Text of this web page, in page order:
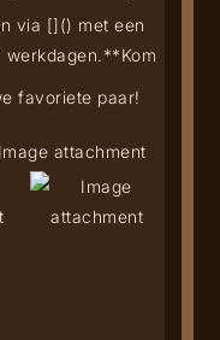
via []() met een
werkdagen.**Kom
favoriete paar!